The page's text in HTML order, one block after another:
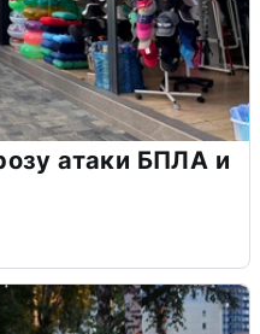
атаки БПЛА и